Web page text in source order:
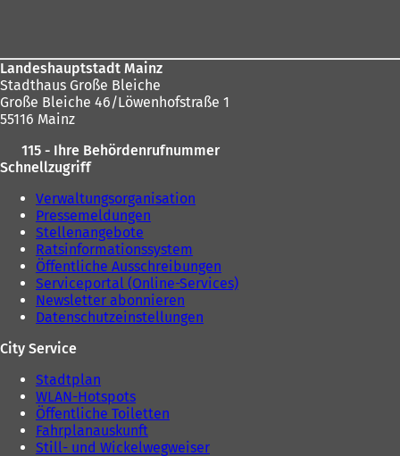
Landeshauptstadt Mainz
Stadthaus Große Bleiche
Große Bleiche 46/Löwenhofstraße 1
55116 Mainz
115 - Ihre Behördenrufnummer
Schnellzugriff
Verwaltungsorganisation
Pressemeldungen
Stellenangebote
Ratsinformationssystem
Öffentliche Ausschreibungen
Serviceportal (Online-Services)
Newsletter abonnieren
Datenschutzeinstellungen
City Service
Stadtplan
WLAN-Hotspots
Öffentliche Toiletten
Fahrplanauskunft
Still- und Wickelwegweiser